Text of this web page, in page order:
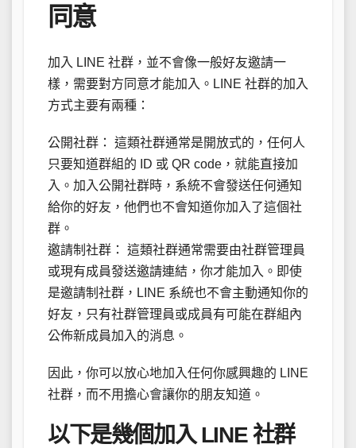
同意
加入 LINE 社群，並不會像一般好友邀請一
樣，需要對方同意才能加入。LINE 社群的加入
方式主要有兩種：
公開社群： 這類社群通常是開放式的，任何人
只要知道群組的 ID 或 QR code，就能直接加
入。加入公開社群時，系統不會發送任何通知
給你的好友，他們也不會知道你加入了這個社
群。
邀請制社群： 這類社群通常需要由社群管理員
或現有成員發送邀請連結，你才能加入。即使
是邀請制社群，LINE 系統也不會主動通知你的
好友，只有社群管理員或成員有可能在群組內
公佈新成員加入的消息。
因此，你可以放心地加入任何你感興趣的 LINE
社群，而不用擔心會讓你的朋友知道。
以下是幾個加入 LINE 社群